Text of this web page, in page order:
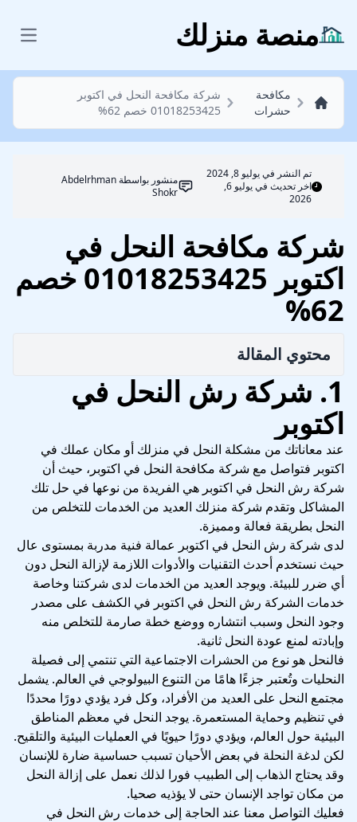
منصة منزلك
مكافحة
حشرات
شركة مكافحة النحل في اكتوبر
01018253425 خصم 62%
تم النشر فييوليو 8, 2024
اخر تحديث في يوليو 6,
2026
منشور بواسطة Abdelrhman
Shokr
شركة مكافحة النحل في
اكتوبر 01018253425 خصم
62%
محتوي المقالة
1. شركة رش النحل في
اكتوبر
عند معاناتك من مشكلة النحل في منزلك أو مكان عملك في
اكتوبر فتواصل مع شركة مكافحة النحل في اكتوبر، حيث أن
شركة رش النحل في اكتوبر هي الفريدة من نوعها في حل تلك
المشاكل وتقدم شركة منزلك العديد من الخدمات للتخلص من
النحل بطريقة فعالة ومميزة.
لدى شركة رش النحل في اكتوبر عمالة فنية مدربة بمستوى عال
حيث نستخدم أحدث التقنيات والأدوات اللازمة لإزالة النحل دون
أي ضرر للبيئة. ويوجد العديد من الخدمات لدى شركتنا وخاصة
خدمات الشركة رش النحل في اكتوبر في الكشف على مصدر
وجود النحل وسبب انتشاره ووضع خطة صارمة للتخلص منه
وإبادته لمنع عودة النحل ثانية.
فالنحل هو نوع من الحشرات الاجتماعية التي تنتمي إلى فصيلة
النحليات وتُعتبر جزءًا هامًا من التنوع البيولوجي في العالم. يشمل
مجتمع النحل على العديد من الأفراد، وكل فرد يؤدي دورًا محددًا
في تنظيم وحماية المستعمرة. يوجد النحل في معظم المناطق
البيئية حول العالم، ويؤدي دورًا حيويًا في العمليات البيئية والتلقيح.
لكن لدغة النحلة في بعض الأحيان تسبب حساسية ضارة للإنسان
وقد يحتاج الذهاب إلى الطبيب فورا لذلك نعمل على إزالة النحل
من مكان تواجد الإنسان حتى لا يؤذيه صحيا.
فعليك التواصل معنا عند الحاجة إلى خدمات رش النحل في